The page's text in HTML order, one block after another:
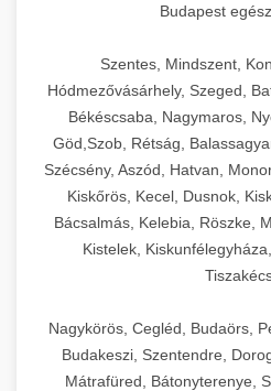
Hatékony lezárási és
chef-
kereskedelmi
professzionális
kapacitású sütő- és
hőmérséklet-
chef-
kereskedelmi
❄️ 25. Ipari
Professzionális
kereskedelmi
Energiahatékony hűtési
chef-
💧 26. Ipari
Kereskedelmi
forgalmú éttermi
ciklusok fertőtlenítési
chef-
🧀 27. Ipari
élelmiszer-
méretek különböző
🍳 28.
Budapest
Szentes, Mindszent,
Hódmezővásárhely, Szeged,
Békéscsaba, Nagymaros,
Göd,Szob, Rétság,
Szécsény, Aszód, Hatvan,
Kiskőrös, Kecel, Dusnok,
Bácsalmás, Kelebia, Röszke,
Kistelek,
Nagykörös, Cegléd, Budaörs,
Budakeszi, Szentendre,
Mátrafüred, Bátonyterenye,